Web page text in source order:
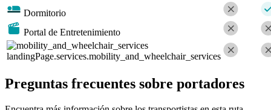
Dormitorio
Portal de Entretenimiento
landingPage.services.mobility_and_wheelchair_services
Preguntas frecuentes sobre portadores